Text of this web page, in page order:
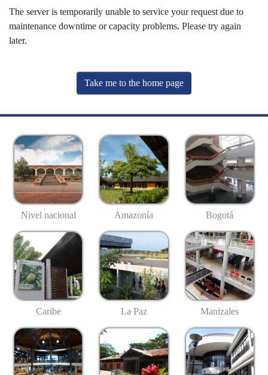
The server is temporarily unable to service your request due to
maintenance downtime or capacity problems. Please try again
later.
Take me to the home page
Nivel nacional Amazonía Bogotá
Caribe La Paz Manizales